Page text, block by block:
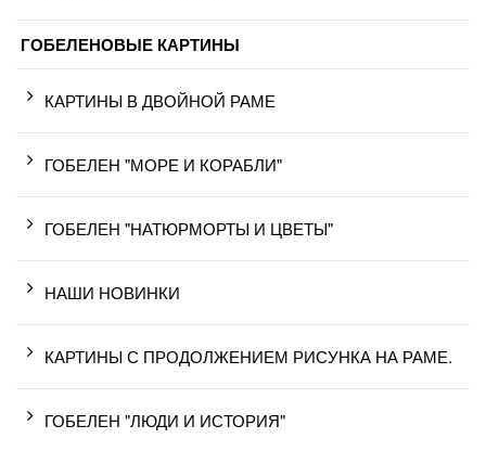
ГОБЕЛЕНОВЫЕ КАРТИНЫ
КАРТИНЫ В ДВОЙНОЙ РАМЕ
ГОБЕЛЕН "МОРЕ И КОРАБЛИ"
ГОБЕЛЕН "НАТЮРМОРТЫ И ЦВЕТЫ"
НАШИ НОВИНКИ
КАРТИНЫ С ПРОДОЛЖЕНИЕМ РИСУНКА НА РАМЕ.
ГОБЕЛЕН "ЛЮДИ И ИСТОРИЯ"